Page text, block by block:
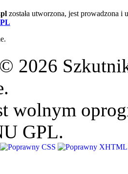
została utworzona, jest prowadzona i
2026
wolnym
GPL.